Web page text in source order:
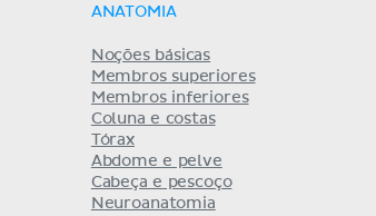
ANATOMIA
Noções básicas
Membros superiores
Membros inferiores
Coluna e costas
Tórax
Abdome e pelve
Cabeça e pescoço
Neuroanatomia